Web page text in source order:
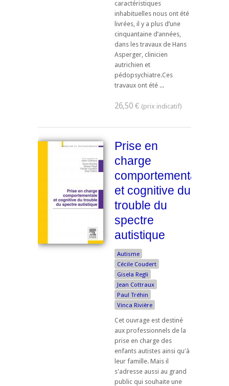
caractéristiques
inhabituelles nous ont été
livrées, il y a plus d’une
cinquantaine d’années,
dans les travaux de Hans
Asperger, clinicien
autrichien et
pédopsychiatre.Ces
travaux ont été ...
26,50 €
Prise en
charge
comportementale
et cognitive du
trouble du
spectre
autistique
Autisme
Cécile Coudert
Gisela Regli
Jean Cottraux
Paul Tréhin
Vinca Rivière
Cet ouvrage est destiné
aux professionnels de la
prise en charge des
enfants autistes ainsi qu'à
leur famille. Mais il
s'adresse aussi au grand
public qui souhaite une